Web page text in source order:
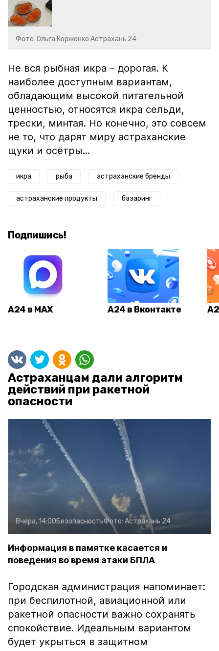
Фото: Ольга Корженко Астрахань 24
Не вся рыбная икра – дорогая. К
наиболее доступным вариантам,
обладающим высокой питательной
ценностью, относятся икра сельди,
трески, минтая. Но конечно, это совсем
не то, что дарят миру астраханские
щуки и осётры...
икра рыба астраханские бренды
астраханские продукты базаринг
Подпишись!
А24 в MAX А24 в Вконтакте
Астраханцам дали алгоритм
действий при ракетной
опасности
Вчера, 14:00БезопасностьФото: Астрахань 24
Информация в памятке касается и
поведения во время атаки БПЛА
Городская администрация напоминает:
при беспилотной, авиационной или
ракетной опасности важно сохранять
спокойствие. Идеальным вариантом
будет укрыться в защитном